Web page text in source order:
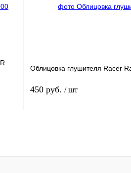
Облицовка глушителя Racer
450 руб. / шт
Купить в 1 клик К